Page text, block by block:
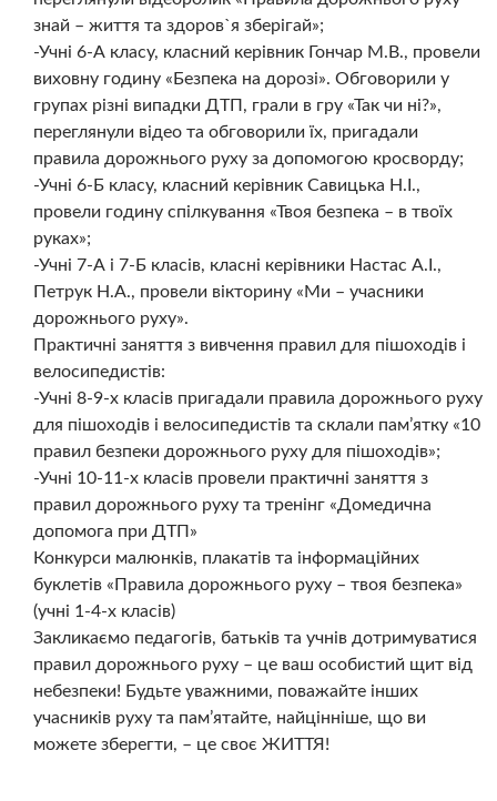
знай – життя та здоров`я зберігай»;
-Учні 6-А класу, класний керівник Гончар М.В., провели
виховну годину «Безпека на дорозі». Обговорили у
групах різні випадки ДТП, грали в гру «Так чи ні?»,
переглянули відео та обговорили їх, пригадали
правила дорожнього руху за допомогою кросворду;
-Учні 6-Б класу, класний керівник Савицька Н.І.,
провели годину спілкування «Твоя безпека – в твоїх
руках»;
-Учні 7-А і 7-Б класів, класні керівники Настас А.І.,
Петрук Н.А., провели вікторину «Ми – учасники
дорожнього руху».
Практичні заняття з вивчення правил для пішоходів і
велосипедистів:
-Учні 8-9-х класів пригадали правила дорожнього руху
для пішоходів і велосипедистів та склали пам’ятку «10
правил безпеки дорожнього руху для пішоходів»;
-Учні 10-11-х класів провели практичні заняття з
правил дорожнього руху та тренінг «Домедична
допомога при ДТП»
Конкурси малюнків, плакатів та інформаційних
буклетів «Правила дорожнього руху – твоя безпека»
(учні 1-4-х класів)
Закликаємо педагогів, батьків та учнів дотримуватися
правил дорожнього руху – це ваш особистий щит від
небезпеки! Будьте уважними, поважайте інших
учасників руху та пам’ятайте, найцінніше, що ви
можете зберегти, – це своє ЖИТТЯ!